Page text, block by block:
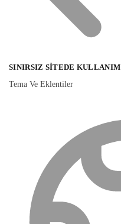
SINIRSIZ SITEDE KULLANIM
Tema Ve Eklentiler